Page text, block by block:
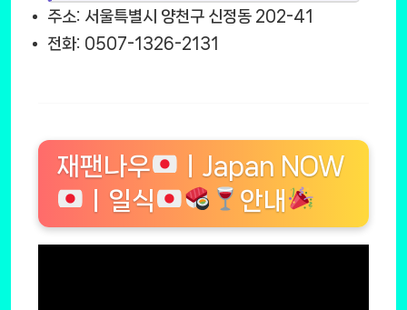
주소: 서울특별시 양천구 신정동 202-41
전화: 0507-1326-2131
재팬나우
ㅣJapan NOW
ㅣ일식
안내